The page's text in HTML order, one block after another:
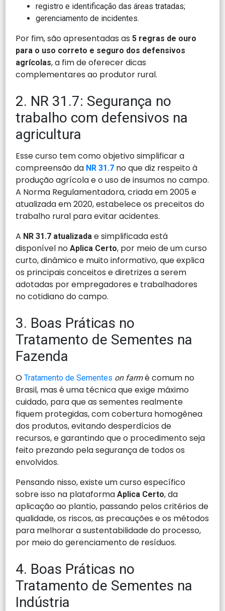
registro e identificação das áreas tratadas;
gerenciamento de incidentes.
Por fim, são apresentadas as5 regras de ouro
para o uso correto e seguro dos defensivos
agrícolas, a fim de oferecer dicas
complementares ao produtor rural.
2. NR 31.7: Segurança no
trabalho com defensivos na
agricultura
Esse curso tem como objetivo simplificar a
compreensão da NR 31.7 no que diz respeito à
produção agrícola e o uso de insumos no campo.
A Norma Regulamentadora, criada em 2005 e
atualizada em 2020, estabelece os preceitos do
trabalho rural para evitar acidentes.
A NR 31.7 atualizada e simplificada está
disponível noAplica Certo, por meio de um curso
curto, dinâmico e muito informativo, que explica
os principais conceitos e diretrizes a serem
adotadas por empregadores e trabalhadores
no cotidiano do campo.
3. Boas Práticas no
Tratamento de Sementes na
Fazenda
OTratamento de Sementes on farmé comum no
Brasil, mas é uma técnica que exige máximo
cuidado, para que as sementes realmente
fiquem protegidas, com cobertura homogênea
dos produtos, evitando desperdícios de
recursos, e garantindo que o procedimento seja
feito prezando pela segurança de todos os
envolvidos.
Pensando nisso, existe um curso específico
sobre isso na plataformaAplica Certo, da
aplicação ao plantio, passando pelos critérios de
qualidade, os riscos, as precauções e os métodos
para melhorar a sustentabilidade do processo,
por meio do gerenciamento de resíduos.
4. Boas Práticas no
Tratamento de Sementes na
Indústria